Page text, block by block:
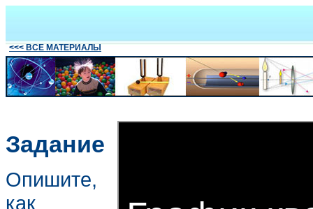
<<< ВСЕ МАТЕРИАЛЫ
Задание
Опишите,
как